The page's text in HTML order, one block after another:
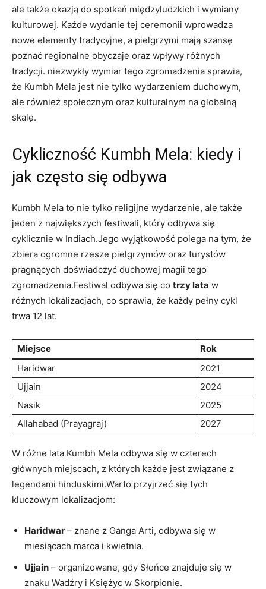
ale także okazją do spotkań międzyludzkich i wymiany
kulturowej. Każde wydanie tej ceremonii wprowadza
nowe elementy tradycyjne, a pielgrzymi mają szansę
poznać regionalne obyczaje oraz wpływy różnych
tradycji. niezwykły wymiar tego zgromadzenia sprawia,
że Kumbh Mela jest nie tylko wydarzeniem duchowym,
ale również społecznym oraz kulturalnym na globalną
skalę.
Cykliczność Kumbh Mela: kiedy i
jak często się odbywa
Kumbh Mela to nie tylko religijne wydarzenie, ale także
jeden z największych festiwali, który odbywa się
cyklicznie w Indiach.Jego wyjątkowość polega na tym, że
zbiera ogromne rzesze pielgrzymów oraz turystów
pragnących doświadczyć duchowej magii tego
zgromadzenia.Festiwal odbywa się co trzy lata w
różnych lokalizacjach, co sprawia, że każdy pełny cykl
trwa 12 lat.
Miejsce
Rok
Haridwar
2021
Ujjain
2024
Nasik
2025
Allahabad (Prayagraj)
2027
W różne lata Kumbh Mela odbywa się w czterech
głównych miejscach, z których każde jest związane z
legendami hinduskimi.Warto przyjrzeć się tych
kluczowym lokalizacjom:
Haridwar – znane z Ganga Arti, odbywa się w
miesiącach marca i kwietnia.
Ujjain – organizowane, gdy Słońce znajduje się w
znaku Wadźry i Księżyc w Skorpionie.